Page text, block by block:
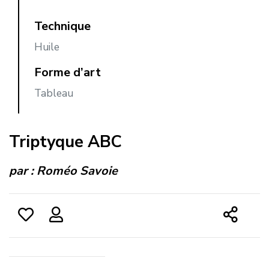
Technique
Huile
Forme d’art
Tableau
Triptyque ABC
par :Roméo Savoie